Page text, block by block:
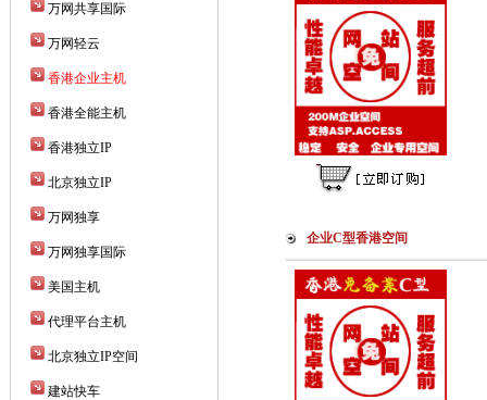
万网共享国际
万网轻云
香港企业主机
香港全能主机
香港独立IP
北京独立IP
万网独享
万网独享国际
美国主机
代理平台主机
北京独立IP空间
建站快车
企业C型香港空间